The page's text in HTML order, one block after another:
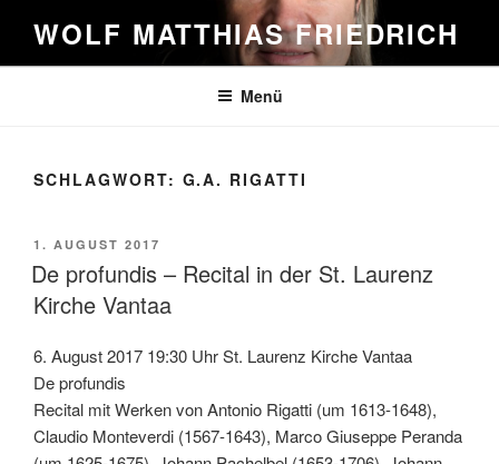
Inhalt
springen
WOLF MATTHIAS FRIEDRICH
Menü
SCHLAGWORT: G.A. RIGATTI
VERÖFFENTLICHT
AM
1. AUGUST 2017
De profundis – Recital in der St. Laurenz
Kirche Vantaa
6. August 2017 19:30 Uhr St. Laurenz Kirche Vantaa
De profundis
Recital mit Werken von Antonio Rigatti (um 1613-1648),
Claudio Monteverdi (1567-1643), Marco Giuseppe Peranda